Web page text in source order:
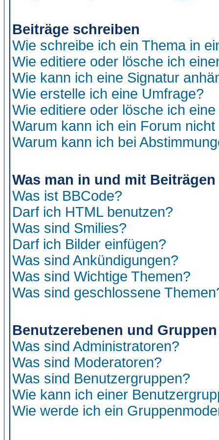
Beiträge schreiben
Wie schreibe ich ein Thema in
Wie editiere oder lösche ich
Wie kann ich eine Signatur
Wie erstelle ich eine Umfrage?
Wie editiere oder lösche ich
Warum kann ich ein Forum
Warum kann ich bei
Was man in und mit
Was ist BBCode?
Darf ich HTML benutzen?
Was sind Smilies?
Darf ich Bilder einfügen?
Was sind Ankündigungen?
Was sind Wichtige Themen?
Was sind geschlossene
Benutzerebenen und Gruppen
Was sind Administratoren?
Was sind Moderatoren?
Was sind Benutzergruppen?
Wie kann ich einer
Wie werde ich ein